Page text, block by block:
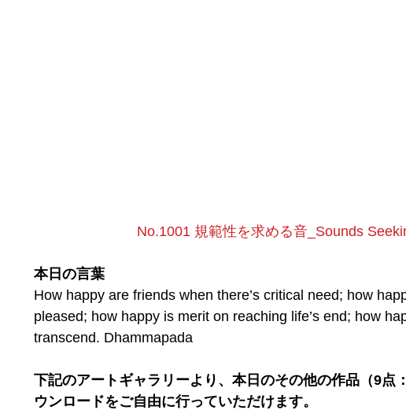
No.1001 規範性を求める音_Sounds
本日の言葉
How happy are friends when there’s critical need; how
pleased; how happy is merit on reaching life’s end; how
transcend. Dhammapada
下記のアートギャラリーより、本日のその他の作品（9点
ウンロードをご自由に行っていただけます。